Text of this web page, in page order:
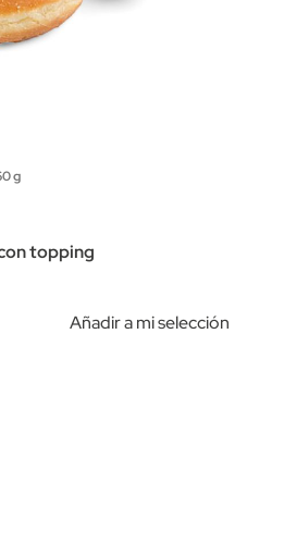
g
topping
Añadir a mi selección